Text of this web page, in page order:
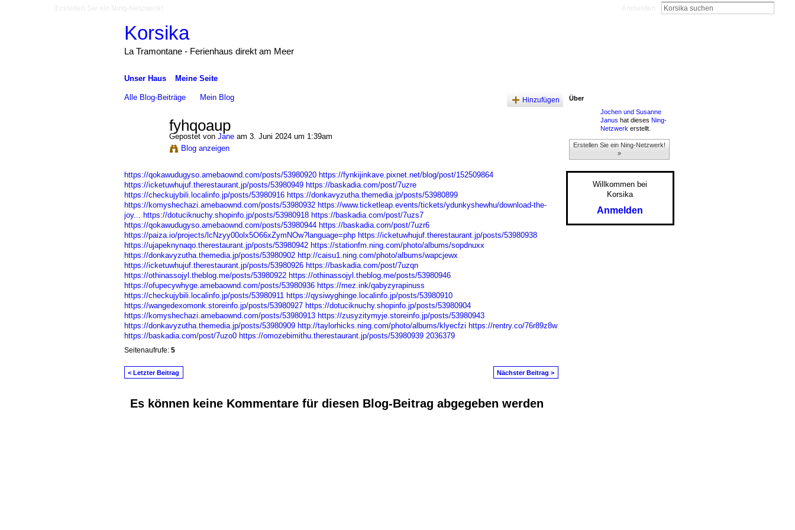
Korsika
La Tramontane - Ferienhaus direkt am Meer
Unser Haus Meine Seite
Alle Blog-Beiträge Mein Blog Hinzufügen
fyhqoaup
Gepostet von Janeam 3. Juni 2024 um 1:39am
Blog anzeigen
https://qokawudugyso.amebaownd.com/posts/53980920 https://fynkijinkave.pixnet.net/blog/post/152509864
https://icketuwhujuf.therestaurant.jp/posts/53980949 https://baskadia.com/post/7uzre
https://checkujybili.localinfo.jp/posts/53980916 https://donkavyzutha.themedia.jp/posts/53980899
https://komyshechazi.amebaownd.com/posts/53980932 https://www.ticketleap.events/tickets/ydunkyshewhu/download-the-
joy... https://dotuciknuchy.shopinfo.jp/posts/53980918 https://baskadia.com/post/7uzs7
https://qokawudugyso.amebaownd.com/posts/53980944 https://baskadia.com/post/7uzr6
https://paiza.io/projects/lcNzyy00olx5O66xZymNOw?language=php https://icketuwhujuf.therestaurant.jp/posts/53980938
https://ujapeknynaqo.therestaurant.jp/posts/53980942 https://stationfm.ning.com/photo/albums/sopdnuxx
https://donkavyzutha.themedia.jp/posts/53980902 http://caisu1.ning.com/photo/albums/wapcjewx
https://icketuwhujuf.therestaurant.jp/posts/53980926 https://baskadia.com/post/7uzqn
https://othinassojyl.theblog.me/posts/53980922 https://othinassojyl.theblog.me/posts/53980946
https://ofupecywhyge.amebaownd.com/posts/53980936 https://mez.ink/qabyzyrapinuss
https://checkujybili.localinfo.jp/posts/53980911 https://qysiwyghinge.localinfo.jp/posts/53980910
https://wangedexomonk.storeinfo.jp/posts/53980927 https://dotuciknuchy.shopinfo.jp/posts/53980904
https://komyshechazi.amebaownd.com/posts/53980913 https://zusyzitymyje.storeinfo.jp/posts/53980943
https://donkavyzutha.themedia.jp/posts/53980909 http://taylorhicks.ning.com/photo/albums/klyecfzi https://rentry.co/76r89z8w
https://baskadia.com/post/7uzo0 https://omozebimithu.therestaurant.jp/posts/53980939 2036379
Seitenaufrufe: 5
< Letzter Beitrag Nächster Beitrag >
Es können keine Kommentare für diesen Blog-Beitrag abgegeben werden
Über
Jochen und Susanne
Janus hat dieses Ning-
Netzwerk erstellt.
Erstellen Sie ein Ning-Netzwerk!
»
Willkommen bei
Korsika
Anmelden